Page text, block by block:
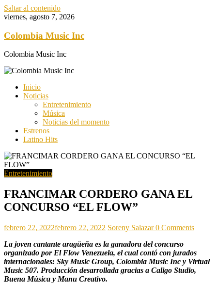
Saltar al contenido
viernes, agosto 7, 2026
Colombia Music Inc
Colombia Music Inc
Inicio
Noticias
Entretenimiento
Música
Noticias del momento
Estrenos
Latino Hits
Entretenimiento
FRANCIMAR CORDERO GANA EL
CONCURSO “EL FLOW”
febrero 22, 2022febrero 22, 2022 Soreny Salazar0 Comments
La joven cantante aragüeña es la ganadora del concurso
organizado por El Flow Venezuela, el cual contó con jurados
internacionales: Sky Music Group, Colombia Music Inc y Virtual
Music 507. Producción desarrollada gracias a Caligo Studio,
Buena Música y Manu Creativo.